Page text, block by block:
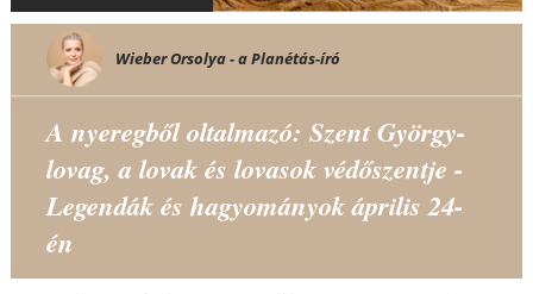
Wieber Orsolya - a Planétás-író
A nyeregből oltalmazó: Szent György-
lovag, a lovak és lovasok védőszentje -
Legendák és hagyományok április 24-
én